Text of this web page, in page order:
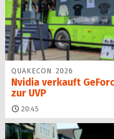
QUAKECON 2026
Nvidia verkauft
zur UVP
20:45